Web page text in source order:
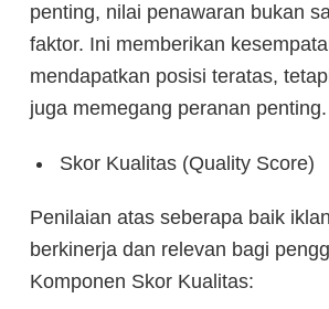
penting, nilai penawaran bukan
faktor. Ini memberikan
mendapatkan posisi teratas,
juga memegang peranan penting.
Skor Kualitas (Quality Score)
Penilaian atas seberapa baik
berkinerja dan relevan bagi
Komponen Skor Kualitas: